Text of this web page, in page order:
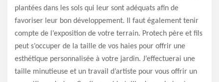
plantées dans les sols qui leur sont adéquats afin de
favoriser leur bon développement. Il faut également tenir
compte de l’exposition de votre terrain. Protech père et fils
peut s’occuper de la taille de vos haies pour offrir une
esthétique personnalisée à votre jardin. J’effectuerai une
taille minutieuse et un travail d’artiste pour vous offrir un